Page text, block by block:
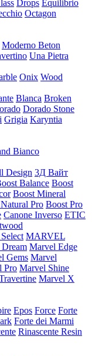
Drops Equilibrio
Octagon
Moderno Beton
Una Pietra
Onix Wood
Blanca Broken
Dorado Stone
Grigia Karyntia
Bianco
Design 3Д Вайт
Balance Boost
Boost Mineral
Pro Boost Pro
Canone Inverso ETIC
MARVEL
Marvel Edge
Gems Marvel
Pro Marvel Shine
Marvel X
Epos Force Forte
Forte dei Marmi
Rinascente Resin